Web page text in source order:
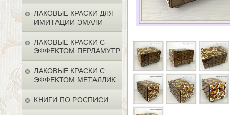
ЛАКОВЫЕ КРАСКИ ДЛЯ
ИМИТАЦИИ ЭМАЛИ
ЛАКОВЫЕ КРАСКИ С
ЭФФЕКТОМ ПЕРЛАМУТР
ЛАКОВЫЕ КРАСКИ С
ЭФФЕКТОМ МЕТАЛЛИК
КНИГИ ПО РОСПИСИ